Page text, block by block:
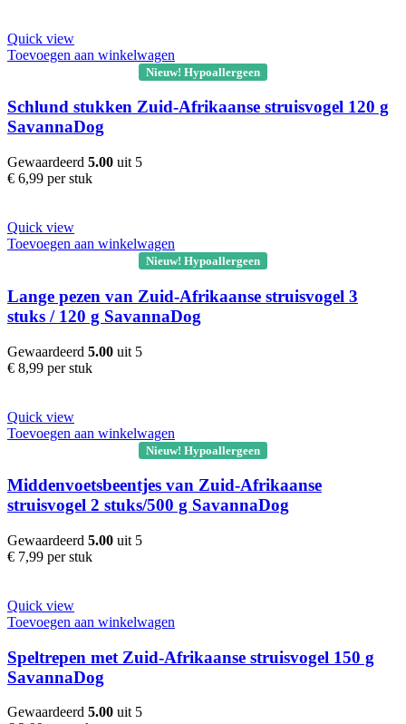
Quick view
Toevoegen aan winkelwagen
Nieuw! Hypoallergeen
Schlund stukken Zuid-Afrikaanse struisvogel 120 g
SavannaDog
Gewaardeerd 5.00 uit 5
€ 6,99 per stuk
Quick view
Toevoegen aan winkelwagen
Nieuw! Hypoallergeen
Lange pezen van Zuid-Afrikaanse struisvogel 3
stuks / 120 g SavannaDog
Gewaardeerd 5.00 uit 5
€ 8,99 per stuk
Quick view
Toevoegen aan winkelwagen
Nieuw! Hypoallergeen
Middenvoetsbeentjes van Zuid-Afrikaanse
struisvogel 2 stuks/500 g SavannaDog
Gewaardeerd 5.00 uit 5
€ 7,99 per stuk
Quick view
Toevoegen aan winkelwagen
Speltrepen met Zuid-Afrikaanse struisvogel 150 g
SavannaDog
Gewaardeerd 5.00 uit 5